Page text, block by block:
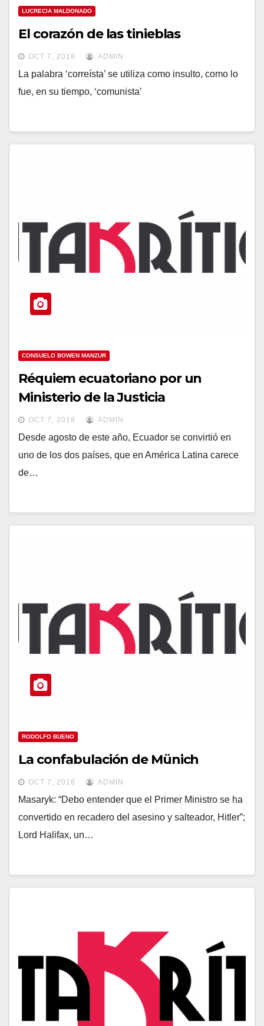
LUCRECIA MALDONADO
El corazón de las tinieblas
OCT 7, 2018 ADMIN
La palabra ‘correísta’ se utiliza como insulto, como lo
fue, en su tiempo, ‘comunista’
CONSUELO BOWEN MANZUR
Réquiem ecuatoriano por un
Ministerio de la Justicia
OCT 7, 2018 ADMIN
Desde agosto de este año, Ecuador se convirtió en
uno de los dos países, que en América Latina carece
de…
RODOLFO BUENO
La confabulación de Münich
OCT 7, 2018 ADMIN
Masaryk: “Debo entender que el Primer Ministro se ha
convertido en recadero del asesino y salteador, Hitler”;
Lord Halifax, un…